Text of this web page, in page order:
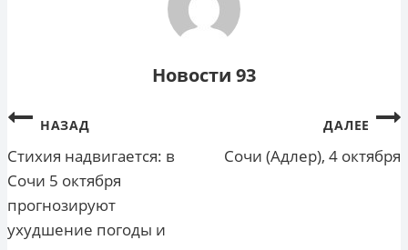
Новости 93
Навигация
по
записям
НАЗАД
Стихия надвигается: в
Сочи 5 октября
прогнозируют
ухудшение погоды и
ДАЛЕЕ
Сочи (Адлер), 4 октября